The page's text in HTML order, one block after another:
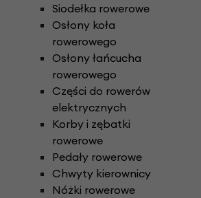
Siodełka rowerowe
Osłony koła
rowerowego
Osłony łańcucha
rowerowego
Części do rowerów
elektrycznych
Korby i zębatki
rowerowe
Pedały rowerowe
Chwyty kierownicy
Nóżki rowerowe